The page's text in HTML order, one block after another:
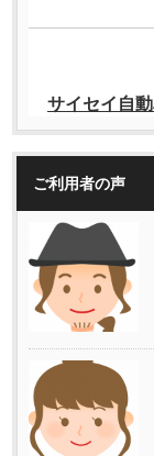
ご利用者の声